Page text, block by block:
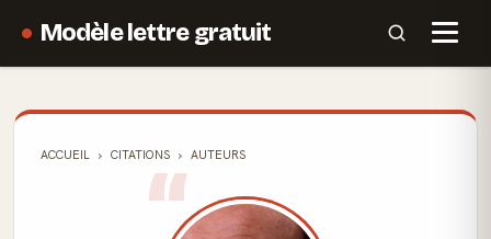
Modèle lettre gratuit
ACCUEIL CITATIONS AUTEURS